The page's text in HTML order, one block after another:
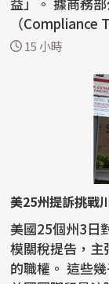
（Compliance
plied...
15 小時
美25州提訴挑戰
美國25個州3日
模關稅提告，
的職權。 這些幾乎全部為民主黨執政的州向位於紐約的